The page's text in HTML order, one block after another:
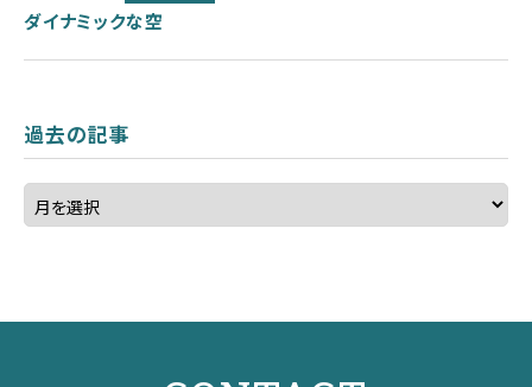
ダイナミックな空
過去の記事